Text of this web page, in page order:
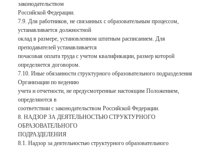
законодательством
Российской Федерации.
7.9. Для работников, не связанных с образовательным процессом,
устанавливается должностной
оклад в размере, установленном штатным расписанием. Для
преподавателей устанавливается
почасовая оплата труда с учетом квалификации, размер которой
определяется договором.
7.10. Иные обязанности структурного образовательного подразделения
Организации по ведению
учета и отчетности, не предусмотренные настоящим Положением,
определяются в
соответствии с законодательством Российской Федерации.
8. НАДЗОР ЗА ДЕЯТЕЛЬНОСТЬЮ СТРУКТУРНОГО
ОБРАЗОВАТЕЛЬНОГО
ПОДРАЗДЕЛЕНИЯ
8.1. Надзор за деятельностью структурного образовательного